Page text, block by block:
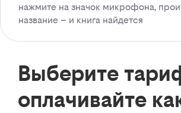
нажмите на значок микрофона,
название – и книга найдется
Выберите
оплачивайте